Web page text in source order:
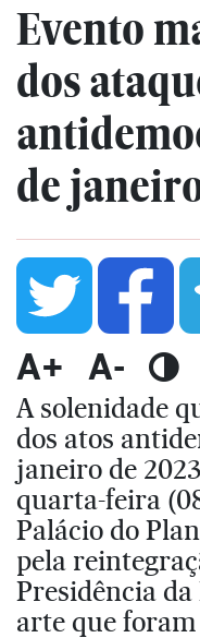
Evento
dos
de
A+ A-
A solenidade
dos atos
janeiro de
quarta-feira
Palácio do
pela
Presidência
arte que